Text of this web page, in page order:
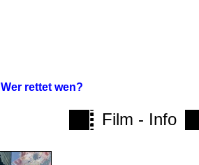
Wer rettet wen?
Film - Info